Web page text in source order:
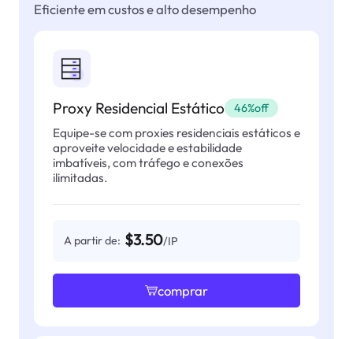
Eficiente em custos e alto desempenho
Proxy Residencial Estático 46%off
Equipe-se com proxies residenciais estáticos e
aproveite velocidade e estabilidade
imbatíveis, com tráfego e conexões
ilimitadas.
A partir de: $3.50/IP
comprar